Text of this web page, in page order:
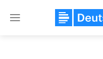
Close